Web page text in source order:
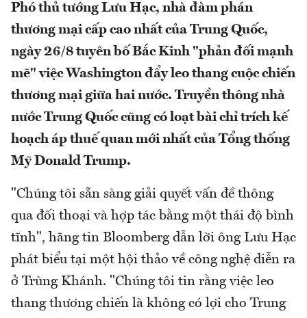
Phó thủ tướng Lưu Hạc, nhà đàm phán
thương mại cấp cao nhất của Trung Quốc,
ngày 26/8 tuyên bố Bắc Kinh "phản đối mạnh
mẽ" việc Washington đẩy leo thang cuộc chiến
thương mại giữa hai nước. Truyền thông nhà
nước Trung Quốc cũng có loạt bài chỉ trích kế
hoạch áp thuế quan mới nhất của Tổng thống
Mỹ Donald Trump.
"Chúng tôi sẵn sàng giải quyết vấn đề thông
qua đối thoại và hợp tác bằng một thái độ bình
tĩnh", hãng tin Bloomberg dẫn lời ông Lưu Hạc
phát biểu tại một hội thảo về công nghệ diễn ra
ở Trùng Khánh. "Chúng tôi tin rằng việc leo
thang thương chiến là không có lợi cho Trung